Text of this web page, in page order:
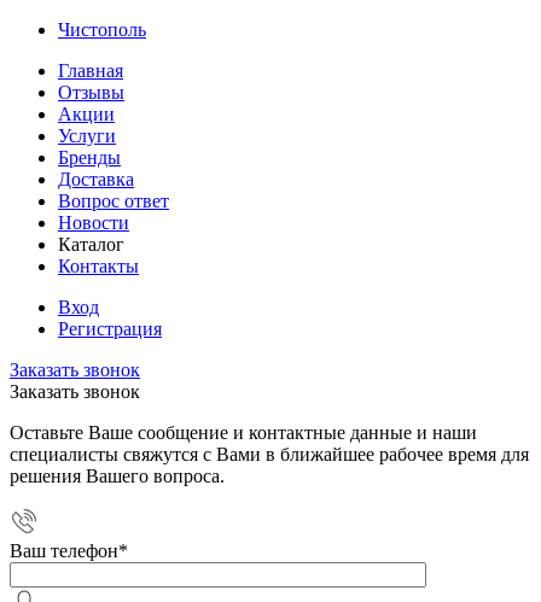
Чистополь
Главная
Отзывы
Акции
Услуги
Бренды
Доставка
Вопрос ответ
Новости
Каталог
Контакты
Вход
Регистрация
Заказать звонок
Заказать звонок
Оставьте Ваше сообщение и контактные данные и наши
специалисты свяжутся с Вами в ближайшее рабочее время для
решения Вашего вопроса.
Ваш телефон*